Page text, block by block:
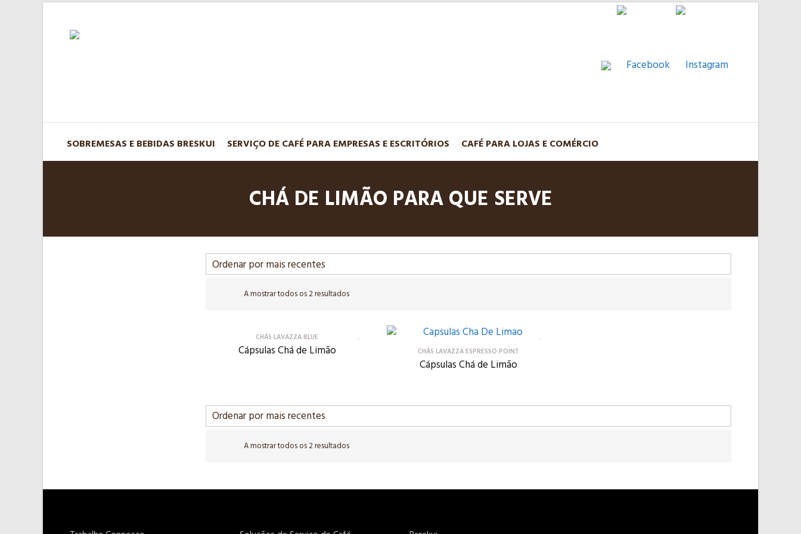
SOBREMESAS E BEBIDAS BRESKUI SERVIÇO DE CAFÉ PARA EMPRESAS E ESCRITÓRIOS CAFÉ PARA LOJAS E COMÉRCIO
CHÁ DE LIMÃO PARA QUE SERVE
A mostrar todos os 2 resultados
CHÁS LAVAZZA BLUE
Cápsulas Chá de Limão CHÁS LAVAZZA ESPRESSO POINT
Cápsulas Chá de Limão
A mostrar todos os 2 resultados